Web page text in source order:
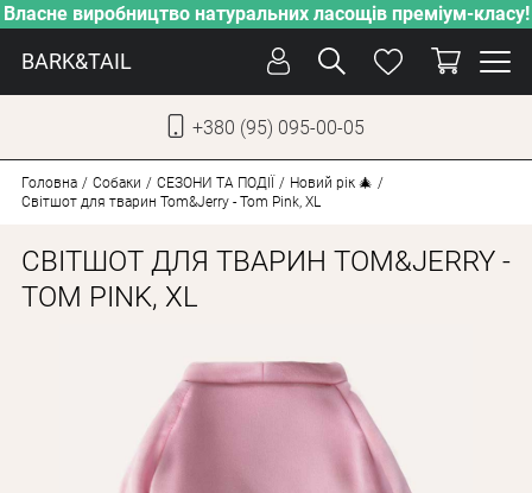
Власне виробництво натуральних ласощів преміум-класу!
BARK&TAIL
+380 (95) 095-00-05
ДОГЛЯД
ВЛАСНЕ ВИРОБНИЦТВО
НОВИНКИ
ДЛЯ КОТІВ
Головна Собаки СЕЗОНИ ТА ПОДІЇ
Новий рік 🎄
Світшот для тварин Tom&Jerry - Tom Pink, XL
СВІТШОТ ДЛЯ ТВАРИН TOM&JERRY -
TOM PINK, XL